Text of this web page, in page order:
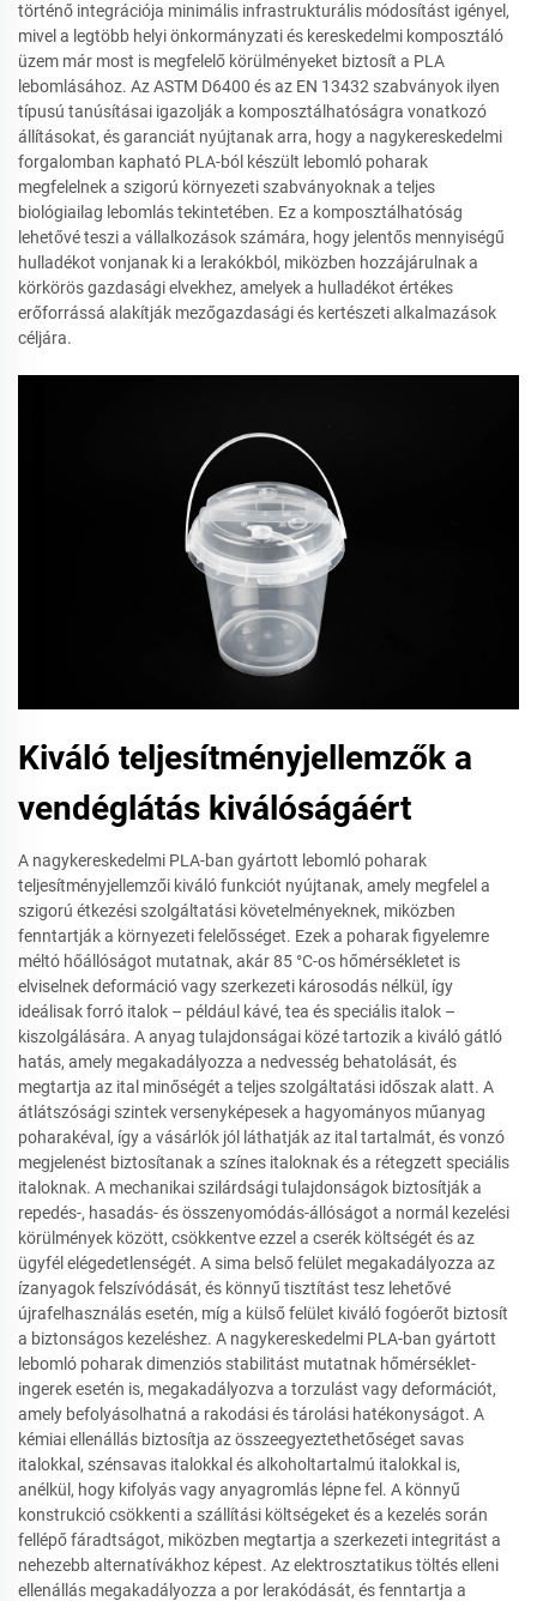
történő integrációja minimális infrastrukturális módosítást igényel,
mivel a legtöbb helyi önkormányzati és kereskedelmi komposztáló
üzem már most is megfelelő körülményeket biztosít a PLA
lebomlásához. Az ASTM D6400 és az EN 13432 szabványok ilyen
típusú tanúsításai igazolják a komposztálhatóságra vonatkozó
állításokat, és garanciát nyújtanak arra, hogy a nagykereskedelmi
forgalomban kapható PLA-ból készült lebomló poharak
megfelelnek a szigorú környezeti szabványoknak a teljes
biológiailag lebomlás tekintetében. Ez a komposztálhatóság
lehetővé teszi a vállalkozások számára, hogy jelentős mennyiségű
hulladékot vonjanak ki a lerakókból, miközben hozzájárulnak a
körkörös gazdasági elvekhez, amelyek a hulladékot értékes
erőforrássá alakítják mezőgazdasági és kertészeti alkalmazások
céljára.
Kiváló teljesítményjellemzők a
vendéglátás kiválóságáért
A nagykereskedelmi PLA-ban gyártott lebomló poharak
teljesítményjellemzői kiváló funkciót nyújtanak, amely megfelel a
szigorú étkezési szolgáltatási követelményeknek, miközben
fenntartják a környezeti felelősséget. Ezek a poharak figyelemre
méltó hőállóságot mutatnak, akár 85 °C-os hőmérsékletet is
elviselnek deformáció vagy szerkezeti károsodás nélkül, így
ideálisak forró italok – például kávé, tea és speciális italok –
kiszolgálására. A anyag tulajdonságai közé tartozik a kiváló gátló
hatás, amely megakadályozza a nedvesség behatolását, és
megtartja az ital minőségét a teljes szolgáltatási időszak alatt. A
átlátszósági szintek versenyképesek a hagyományos műanyag
poharakéval, így a vásárlók jól láthatják az ital tartalmát, és vonzó
megjelenést biztosítanak a színes italoknak és a rétegzett speciális
italoknak. A mechanikai szilárdsági tulajdonságok biztosítják a
repedés-, hasadás- és összenyomódás-állóságot a normál kezelési
körülmények között, csökkentve ezzel a cserék költségét és az
ügyfél elégedetlenségét. A sima belső felület megakadályozza az
ízanyagok felszívódását, és könnyű tisztítást tesz lehetővé
újrafelhasználás esetén, míg a külső felület kiváló fogóerőt biztosít
a biztonságos kezeléshez. A nagykereskedelmi PLA-ban gyártott
lebomló poharak dimenziós stabilitást mutatnak hőmérséklet-
ingerek esetén is, megakadályozva a torzulást vagy deformációt,
amely befolyásolhatná a rakodási és tárolási hatékonyságot. A
kémiai ellenállás biztosítja az összeegyeztethetőséget savas
italokkal, szénsavas italokkal és alkoholtartalmú italokkal is,
anélkül, hogy kifolyás vagy anyagromlás lépne fel. A könnyű
konstrukció csökkenti a szállítási költségeket és a kezelés során
fellépő fáradtságot, miközben megtartja a szerkezeti integritást a
nehezebb alternatívákhoz képest. Az elektrosztatikus töltés elleni
ellenállás megakadályozza a por lerakódását, és fenntartja a